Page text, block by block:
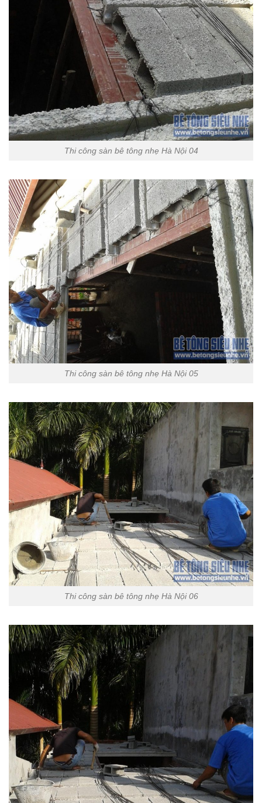
Thi công sàn bê tông nhẹ Hà Nội 04
Thi công sàn bê tông nhẹ Hà Nội 05
Thi công sàn bê tông nhẹ Hà Nội 06